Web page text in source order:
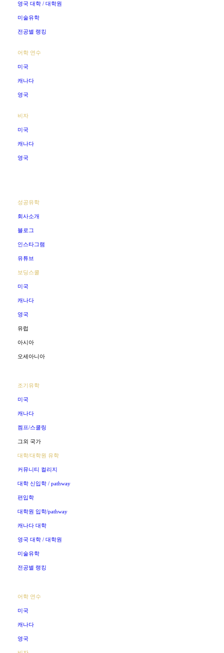
영국 대학 / 대학원
미술유학
전공별 랭킹
어학 연수
미국
캐나다
영국
비자
미국
캐나다
영국
성공유학
회사소개
블로그
인스타그램
유튜브
보딩스쿨
미국
캐나다
영국
유럽
아시아
오세아니아
조기유학
미국
캐나다
켐프/스쿨링
그외 국가
대학/대학원 유학
커뮤니티 컬리지
대학 신입학 / pathway
편입학
대학원 입학/pathway
캐나다 대학
영국 대학 / 대학원
미술유학
전공별 랭킹
어학 연수
미국
캐나다
영국